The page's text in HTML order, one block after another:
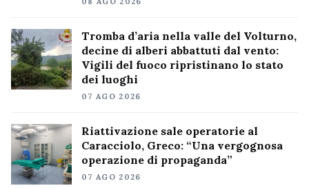
Tromba d’aria nella valle del Volturno,
decine di alberi abbattuti dal vento:
Vigili del fuoco ripristinano lo stato
dei luoghi
07 AGO 2026
Riattivazione sale operatorie al
Caracciolo, Greco: “Una vergognosa
operazione di propaganda”
07 AGO 2026